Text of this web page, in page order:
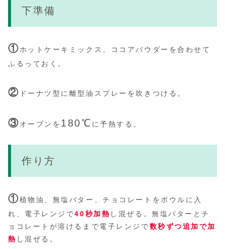
下準備
①ホットケーキミックス、ココアパウダーを合わせて
ふるっておく。
② ドーナツ型に離型油スプレーを吹きつける。
③オーブンを 180℃ に予熱する。
作り方
①植物油、無塩バター、チョコレートをボウルに入
れ、電子レンジで40秒加熱 し混ぜる。無塩バターとチ
ョコレートが溶けるまで電子レンジで数秒ずつ追加で加
熱 し混ぜる。